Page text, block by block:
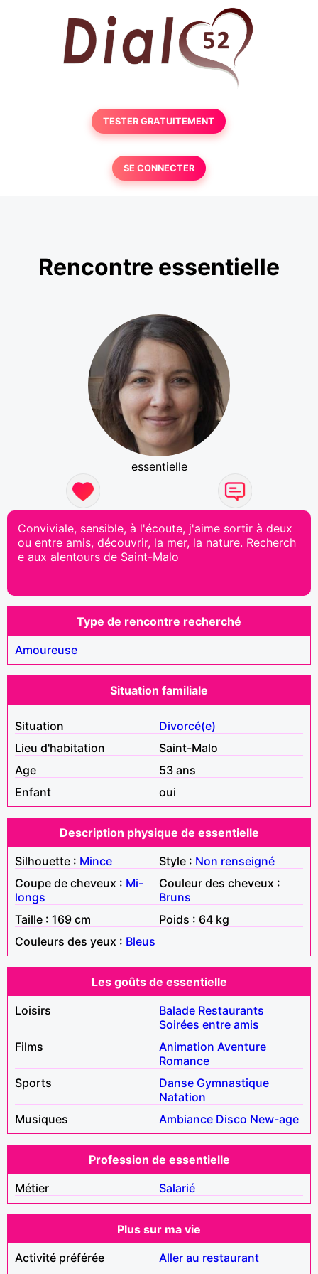
TESTER GRATUITEMENT
SE CONNECTER
Rencontre essentielle
essentielle
Conviviale, sensible, à l'écoute, j'aime sortir à deux
ou entre amis, découvrir, la mer, la nature. Recherch
e aux alentours de Saint-Malo
Type de rencontre recherché
Amoureuse
Situation familiale
Situation
Divorcé(e)
Lieu d'habitation
Saint-Malo
Age
53 ans
Enfant
oui
Description physique de essentielle
Silhouette : Mince Style : Non renseigné
Coupe de cheveux : Mi-
longs
Couleur des cheveux :
Bruns
Taille : 169 cm
Poids : 64 kg
Couleurs des yeux : Bleus
Les goûts de essentielle
Loisirs
Balade Restaurants
Soirées entre amis
Films
Animation Aventure
Romance
Sports
Danse Gymnastique
Natation
Musiques
Ambiance Disco New-age
Profession de essentielle
Métier
Salarié
Plus sur ma vie
Activité préférée
Aller au restaurant